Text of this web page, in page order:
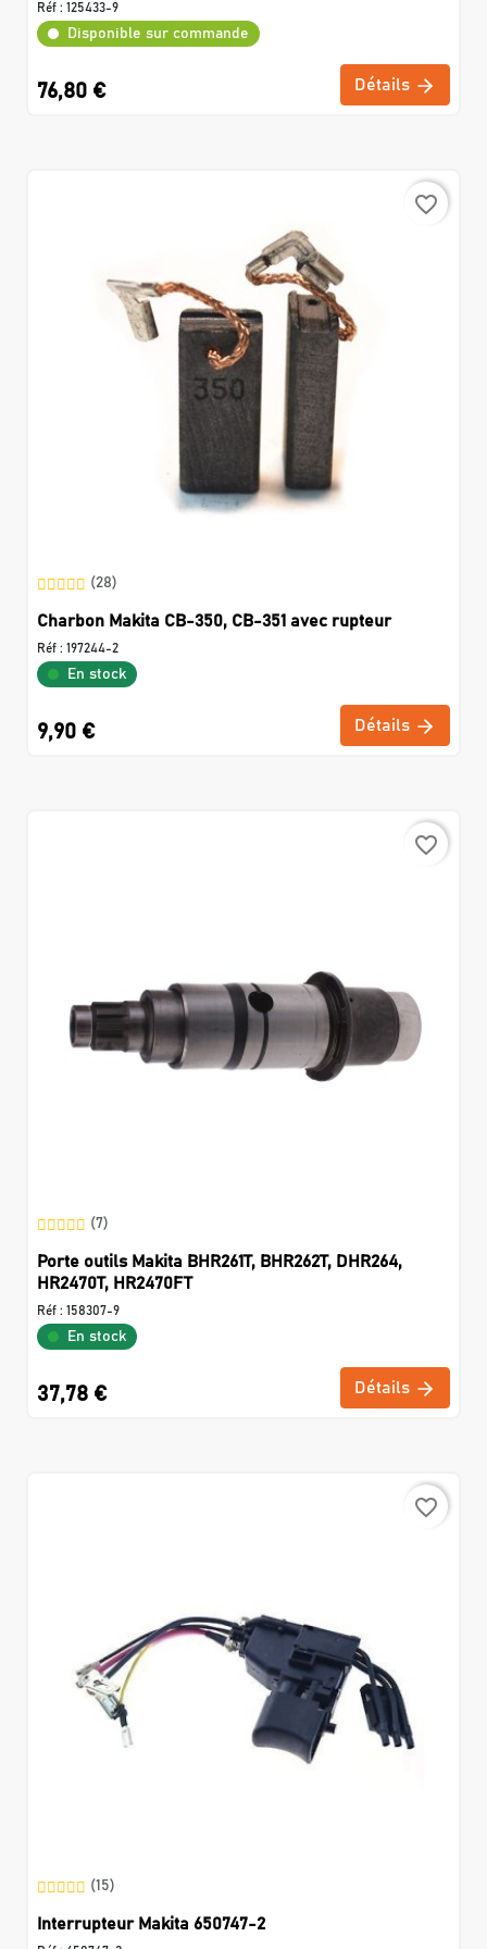
Réf : 125433-9
Disponible sur commande
76,80 € Détails
favorite_border
(28)
Charbon Makita CB-350, CB-351 avec rupteur
Réf : 197244-2
En stock
9,90 € Détails
favorite_border
(7)
Porte outils Makita BHR261T, BHR262T, DHR264,
HR2470T, HR2470FT
Réf : 158307-9
En stock
37,78 € Détails
favorite_border
(15)
Interrupteur Makita 650747-2